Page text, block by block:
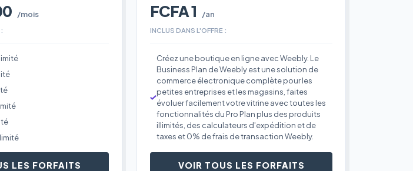
/mois
LES FORFAITS
FCFA 1 /an
INCLUS DANS L'OFFRE :
Créez une boutique en ligne avec Weebly. Le
Business Plan de Weebly est une solution de
commerce électronique complète pour les
petites entreprises et les magasins, faites
évoluer facilement votre vitrine avec toutes les
fonctionnalités du Pro Plan plus des produits
illimités, des calculateurs d'expédition et de
taxes et 0% de frais de transaction Weebly.
VOIR TOUS LES FORFAITS